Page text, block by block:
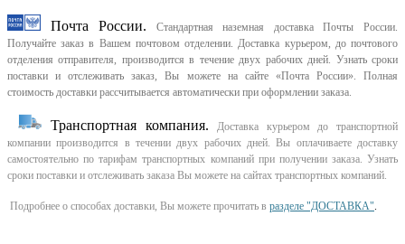
Почта России.
Стандартная наземная доставка Почты России.
Получайте заказ в Вашем почтовом отделении. Доставка курьером, до почтового
отделения отправителя, производится в течение двух рабочих дней. Узнать сроки
поставки и отслеживать заказ, Вы можете на сайте «Почта России». Полная
стоимость доставки рассчитывается автоматически при оформлении заказа.
Транспортная компания.
Доставка курьером до транспортной
компании производится в течении двух рабочих дней. Вы оплачиваете доставку
самостоятельно по тарифам транспортных компаний при получении заказа. Узнать
сроки поставки и отслеживать заказа Вы можете на сайтах транспортных компаний.
Подробнее о способах доставки, Вы можете прочитать в разделе "ДОСТАВКА"